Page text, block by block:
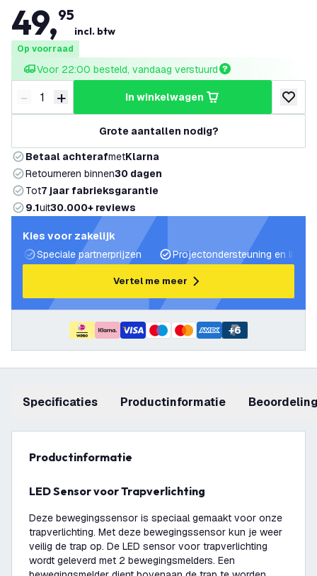
49,95
incl. btw
Op voorraad
Voor 22:00 besteld, vandaag verstuurd
Verminder hoeveelheid
- Verhoog hoeveelheid
+ in winkelwagen
Grote aantallen nodig?
Betaal achterafmetKlarna
Retourneren binnen30 dagen
Tot7 jaar fabrieksgarantie
9.1uit30.000+ reviews
Kies voor zakelijk
Speciale partnerprijzen
Projectondersteuning en
Vertel me meer
+6
Specificaties productinformatie
productinformatie
LED Sensor voor Trapverlichting
Deze bewegingssensor is speciaal gemaakt voor onze
trapverlichting. Met deze bewegingssensor kun je weer
veilig de trap op. De LED sensor voor trapverlichting
wordt geleverd met 2 bewegingsmelders. Een